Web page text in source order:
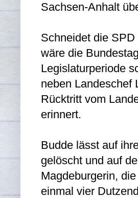
Sachsen-Anhalt
Schneidet die
wäre die
Legislaturperiode
neben Landeschef
Rücktritt vom
erinnert.
Budde lässt auf
gelöscht und auf
Magdeburgerin,
einmal vier